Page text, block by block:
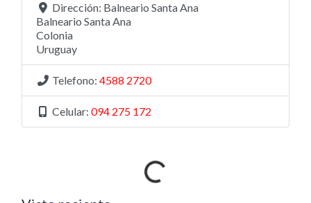
Dirección: Balneario Santa Ana
Balneario Santa Ana
Colonia
Uruguay
Telefono: 4588 2720
Celular: 094 275 172